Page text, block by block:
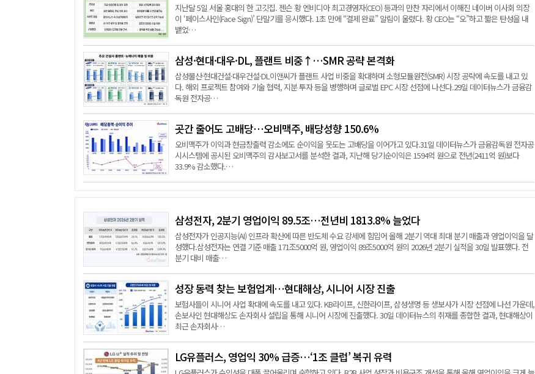
지난달 5일 서울 홍대의 한 고깃집. 젠슨 황 엔비디아 최고경영자(CEO) 등과의 만찬 자리에서 이해진 네이버 이사회 의장
이 ‘페이스사인(Face Sign)’ 단말기를 응시했다. 1초 만에 “결제 완료” 알림이 울렸다. 황 CEO는 “오”하고 짧은 탄성을 내
뱉었…
삼성·현대·대우·DL, 플랜트 비중↑…SMR 공략 본격화
삼성물산·현대건설·대우건설·DL이앤씨가 플랜트 사업 비중을 확대하며 소형모듈원전(SMR) 시장 공략에 속도를 내고 있
다. 해외 프로젝트 참여와 기술 협력, 지분 투자 등을 병행하며 글로벌 EPC 시장 선점에 나선다.29일 데이터뉴스가 금융감
독원 전자공…
곳간 줄어도 고배당…오비맥주, 배당성향 150.6%
오비맥주가 이익과 현금창출력 감소에도 순이익을 웃도는 고배당을 이어가고 있다.31일 데이터뉴스가 금융감독원 전자공
시시스템에 공시된 오비맥주의 감사보고서를 분석한 결과, 지난해 당기순이익은 1594억 원으로 전년(2411억 원)보다
33.9% 감소했다.…
삼성전자, 2분기 영업이익 89.5조…전년비 1813.8% 늘었다
삼성전자가 인공지능(AI) 인프라 확산에 따른 반도체 수요 강세에 힘입어 올해 2분기 역대 최대 분기 매출과 영업이익을 달
성했다.삼성전자는 연결 기준 매출 171조5000억 원, 영업이익 89조5000억 원의 2026년 2분기 실적을 30일 발표했다. 전
분기 대비 매출…
성장 동력 찾는 보험업계…현대해상, 시니어 시장 진출
보험사들이 시니어 사업 확대에 속도를 내고 있다. KB라이프, 신한라이프, 삼성생명 등 생보사가 시장 선점에 나선 가운데,
손보사인 현대해상도 손자회사 설립을 통해 시니어 시장에 진출했다. 30일 데이터뉴스의 취재를 종합한 결과, 현대해상이
최근 손자회사…
LG유플러스, 영업익 30% 급증…‘1조 클럽’ 복귀 유력